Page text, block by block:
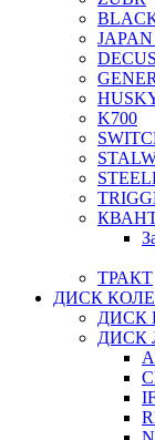
DECUS
K700
ТРАКТ
ДИСК
ДИСК
ДИСК